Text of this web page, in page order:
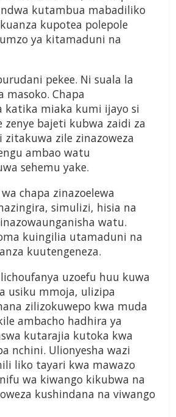
kutambua mabadiliko
kupotea polepole
ya kitamaduni na
pekee. Ni suala la
masoko. Chapa
katika miaka kumi ijayo si
zenye bajeti kubwa zaidi za
zitakuwa zile zinazoweza
ambao watu
sehemu yake.
chapa zinazoelewa
simulizi, hisia na
watu.
kuingilia utamaduni na
kuutengeneza.
uzoefu huu kuwa
usiku mmoja, ulizipa
zilizokuwepo kwa muda
ambacho hadhira ya
kutarajia kutoka kwa
nchini. Ulionyesha wazi
liko tayari kwa mawazo
wa kiwango kikubwa na
kushindana na viwango